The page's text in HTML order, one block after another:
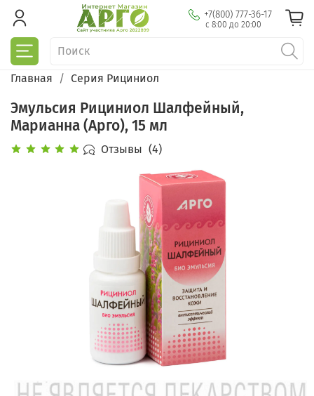
+7(800) 777-36-17
с 8:00 до 20:00
Главная Серия Рициниол
Эмульсия Рициниол Шалфейный,
Марианна (Арго), 15 мл
Отзывы (4)